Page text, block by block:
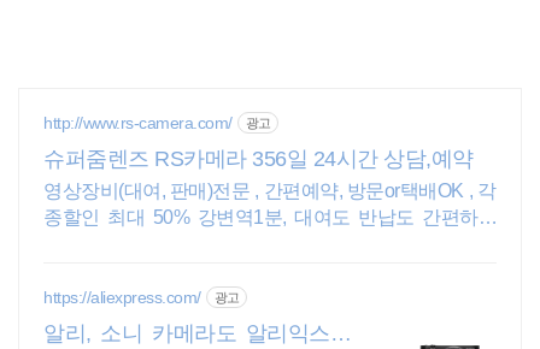
http://www.rs-camera.com/ 광고
슈퍼줌렌즈 RS카메라 356일 24시간 상담,예약
영상장비(대여, 판매)전문 , 간편예약, 방문or택배OK , 각
종할인 최대 50% 강변역1분, 대여도 반납도 간편하고
https://aliexpress.com/ 광고
알리, 소니 카메라도 알리익스프
여행
워킹홀리데이